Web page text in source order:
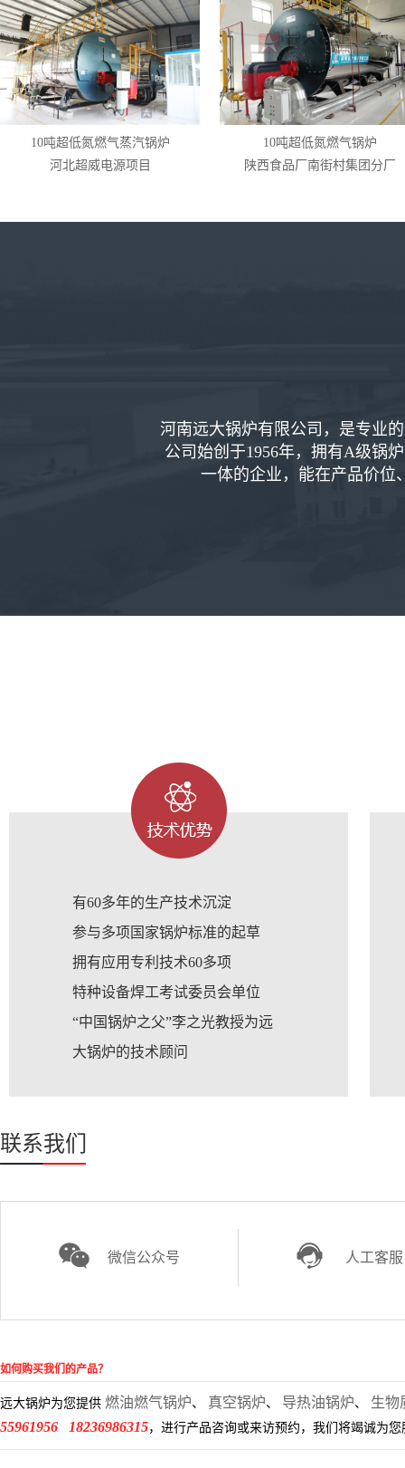
10吨超低氮燃气蒸汽锅炉
河北超威电源项目
10吨超低氮燃气锅炉
陕西食品厂南街村集团分厂
河南远大锅炉有限公司，是专业
公司始创于1956年，拥有A级锅
一体的企业，能在产品价位
有60多年的生产技术沉淀
参与多项国家锅炉标准的起草
拥有应用专利技术60多项
特种设备焊工考试委员会单位
“中国锅炉之父”李之光教授为远
大锅炉的技术顾问
联系我们
微信公众号 人工客服
如何购买我们的产品？
远大锅炉为您提供 燃油燃气锅炉、 真空锅炉、 导热油锅炉、 生物
55961956 18236986315，进行产品咨询或来访预约，我们将竭诚为您